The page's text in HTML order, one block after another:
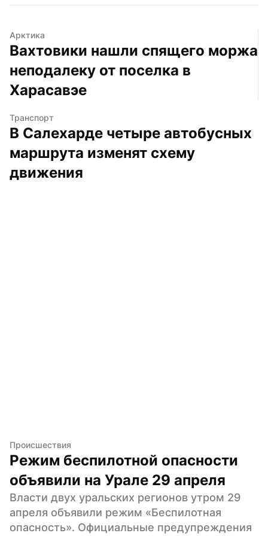
Арктика
Вахтовики нашли спящего моржа
неподалеку от поселка в
Харасавэе
Транспорт
В Салехарде четыре автобусных
маршрута изменят схему
движения
Происшествия
Режим беспилотной опасности
объявили на Урале 29 апреля
Власти двух уральских регионов утром 29
апреля объявили режим «Беспилотная
опасность». Официальные предупреждения